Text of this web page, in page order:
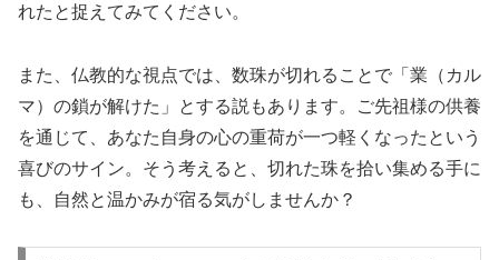
れた と捉えてみてください。
また、仏教的な視点では、数珠が切れることで「業（カル
マ）の鎖が解けた」とする説もあります。ご先祖様の供養
を通じて、あなた自身の心の重荷が一つ軽くなったという
喜びのサイン。そう考えると、切れた珠を拾い集める手に
も、自然と温かみが宿る気がしませんか？